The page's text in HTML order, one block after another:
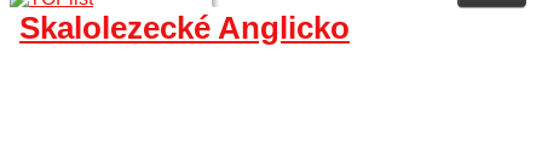
Skalolezecké Anglicko